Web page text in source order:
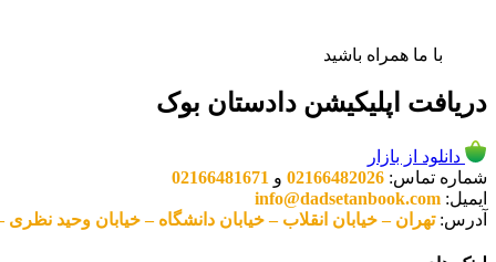
با ما همراه باشید
دریافت اپلیکیشن دادستان بوک
دانلود از بازار
شماره تماس: 02166482026 و 02166481671
ایمیل: info@dadsetanbook.com
آدرس:تهران – خیابان انقلاب – خیابان دانشگاه – خیابان وحید نظری – پلاک 49 واحد 3 کد پستی: